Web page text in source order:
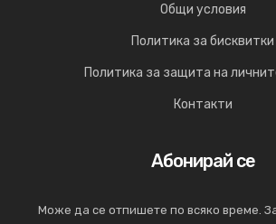
Общи условия
Политика за бисквитки
Политика за защита на
Контакти
Абонирай се
Може да се отпишете по всяко време.